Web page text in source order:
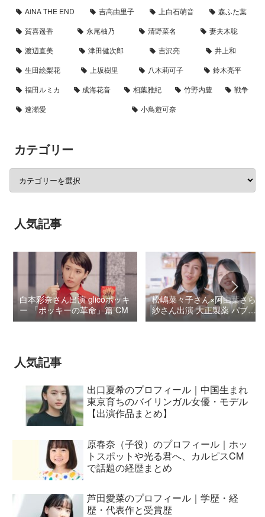
AiNA THE END
吉高由里子 上白石萌音
森ふた葉
賀喜遥香
永尾柚乃 清野菜名
妻夫木聡
渡辺直美
津田健次郎 吉沢亮
井上和
生田絵梨花
上坂樹里 八木莉可子
鈴木亮平
福田ルミカ
成海花音 相葉雅紀 竹野内豊
戦争
速瀬愛
小鳥遊可奈
カテゴリー
人気記事
白本彩奈さん出演 glicoポッキ
ー 「ポッキーの革命」篇 CM
松嶋菜々子さん×阿由葉さら
紗さん出演 大正製薬 パブロ
ンSゴールドW『いましよう
人気記事
出口夏希のプロフィール｜中国生まれ
東京育ちのバイリンガル女優・モデル
【出演作品まとめ】
原春奈（子役）のプロフィール｜ホッ
トスポットや光る君へ、カルピスCM
で話題の経歴まとめ
芦田愛菜のプロフィール｜学歴・経
歴・代表作と受賞歴